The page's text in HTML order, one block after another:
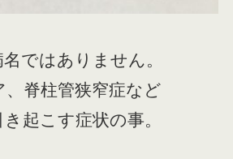
ではありません。
脊柱管狭窄症など
起こす症状の事。